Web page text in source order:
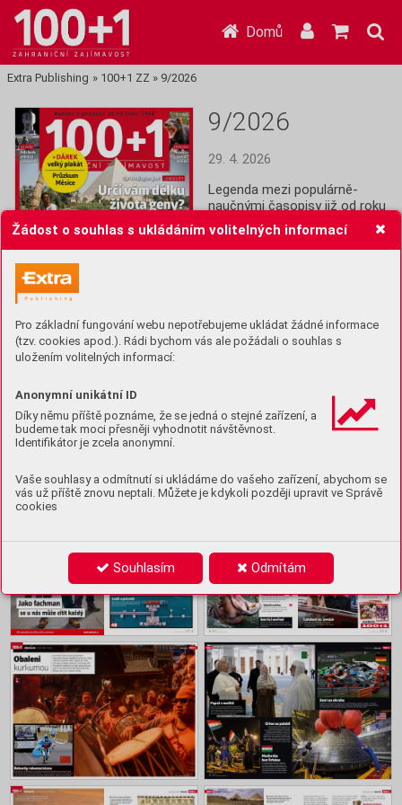
Žádost o souhlas s ukládáním volitelných informací
Pro základní fungování webu nepotřebujeme ukládat žádné informace
(tzv. cookies apod.). Rádi bychom vás ale požádali o souhlas s
uložením volitelných informací:
Anonymní unikátní ID
Díky němu příště poznáme, že se jedná o stejné zařízení, a
budeme tak moci přesněji vyhodnotit návštěvnost.
Identifikátor je zcela anonymní.
Vaše souhlasy a odmítnutí si ukládáme do vašeho zařízení, abychom se
vás už příště znovu neptali. Můžete je kdykoli později upravit ve Správě
cookies
Souhlasím Odmítám
Domů
Extra Publishing » 100+1 ZZ » 9/2026
9/2026
29. 4. 2026
Legenda mezi populárně-
naučnými časopisy již od roku
1964! Stoplusjednička je
čtrnáctideník plný informací z
celého světa: Historie, věda,
Koupit (69 Kč)
Obsah